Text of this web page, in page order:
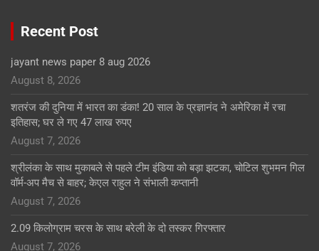
Recent Post
jayant news paper 8 aug 2026
August 8, 2026
शतरंज की दुनिया में भारत का डंका! 20 साल के प्रज्ञानंद ने अमेरिका में रचा
इतिहास; घर ले गए 47 लाख रुपए
August 7, 2026
श्रीलंका के साथ मुकाबले से पहले टीम इंडिया को बड़ा झटका, चोटिल शुभमन गिल
वॉर्म-अप मैच से बाहर; केएल राहुल ने संभाली कप्तानी
August 7, 2026
2.09 किलोग्राम चरस के साथ बरेली के दो तस्कर गिरफ्तार
August 7, 2026